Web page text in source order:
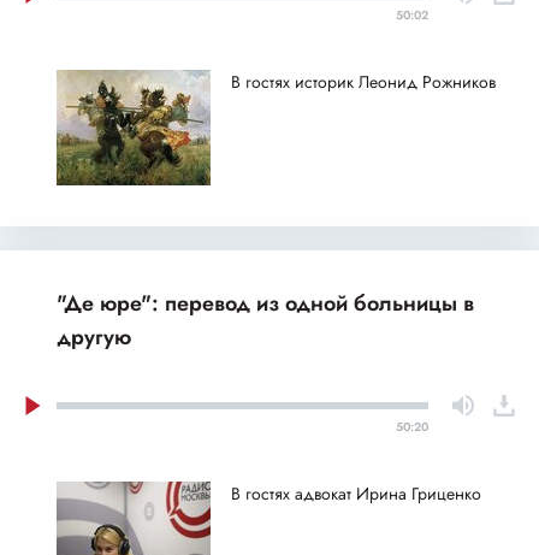
50:02
В гостях историк Леонид Рожников
"Де юре": перевод из одной больницы в
другую
50:20
В гостях адвокат Ирина Гриценко